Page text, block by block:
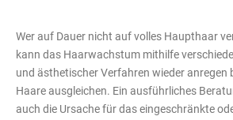
Wer auf Dauer nicht auf volles Haupthaar
kann das Haarwachstum mithilfe
und ästhetischer Verfahren wieder anregen
Haare ausgleichen. Ein ausführliches
auch die Ursache für das eingeschränkte